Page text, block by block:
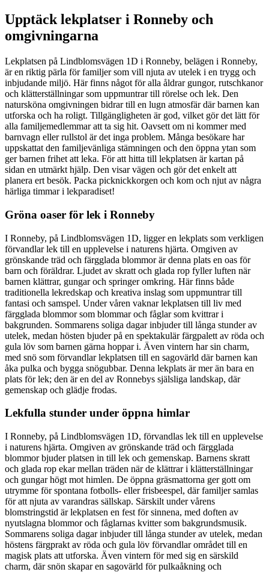
Upptäck lekplatser i Ronneby och
omgivningarna
Lekplatsen på Lindblomsvägen 1D i Ronneby, belägen i Ronneby,
är en riktig pärla för familjer som vill njuta av utelek i en trygg och
inbjudande miljö. Här finns något för alla åldrar gungor, rutschkanor
och klätterställningar som uppmuntrar till rörelse och lek. Den
natursköna omgivningen bidrar till en lugn atmosfär där barnen kan
utforska och ha roligt. Tillgängligheten är god, vilket gör det lätt för
alla familjemedlemmar att ta sig hit. Oavsett om ni kommer med
barnvagn eller rullstol är det inga problem. Många besökare har
uppskattat den familjevänliga stämningen och den öppna ytan som
ger barnen frihet att leka. För att hitta till lekplatsen är kartan på
sidan en utmärkt hjälp. Den visar vägen och gör det enkelt att
planera ert besök. Packa picknickkorgen och kom och njut av några
härliga timmar i lekparadiset!
Gröna oaser för lek i Ronneby
I Ronneby, på Lindblomsvägen 1D, ligger en lekplats som verkligen
förvandlar lek till en upplevelse i naturens hjärta. Omgiven av
grönskande träd och färgglada blommor är denna plats en oas för
barn och föräldrar. Ljudet av skratt och glada rop fyller luften när
barnen klättrar, gungar och springer omkring. Här finns både
traditionella lekredskap och kreativa inslag som uppmuntrar till
fantasi och samspel. Under våren vaknar lekplatsen till liv med
färgglada blommor som blommar och fåglar som kvittrar i
bakgrunden. Sommarens soliga dagar inbjuder till långa stunder av
utelek, medan hösten bjuder på en spektakulär färgpalett av röda och
gula löv som barnen gärna hoppar i. Även vintern har sin charm,
med snö som förvandlar lekplatsen till en sagovärld där barnen kan
åka pulka och bygga snögubbar. Denna lekplats är mer än bara en
plats för lek; den är en del av Ronnebys själsliga landskap, där
gemenskap och glädje frodas.
Lekfulla stunder under öppna himlar
I Ronneby, på Lindblomsvägen 1D, förvandlas lek till en upplevelse
i naturens hjärta. Omgiven av grönskande träd och färgglada
blommor bjuder platsen in till lek och gemenskap. Barnens skratt
och glada rop ekar mellan träden när de klättrar i klätterställningar
och gungar högt mot himlen. De öppna gräsmattorna ger gott om
utrymme för spontana fotbolls- eller frisbeespel, där familjer samlas
för att njuta av varandras sällskap. Särskilt under vårens
blomstringstid är lekplatsen en fest för sinnena, med doften av
nyutslagna blommor och fåglarnas kvitter som bakgrundsmusik.
Sommarens soliga dagar inbjuder till långa stunder av utelek, medan
höstens färgprakt av röda och gula löv förvandlar området till en
magisk plats att utforska. Även vintern för med sig en särskild
charm, där snön skapar en sagovärld för pulkaåkning och